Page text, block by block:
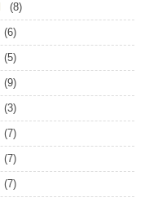
(8)
(6)
(5)
(9)
(3)
(7)
(7)
(7)